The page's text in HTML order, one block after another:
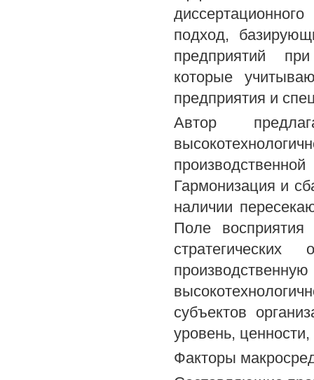
подход,
предприятий
которые
предприятия и
Автор
Гармонизация и
наличии
Поле
субъектов
уровень,
Факторы